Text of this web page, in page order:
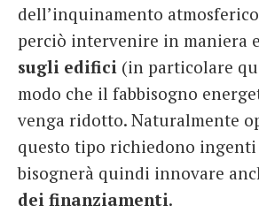
dell’inquinamento
perciò intervenire in maniera
sugli edifici (in particolare
modo che il fabbisogno
venga ridotto. Naturalmente
questo tipo richiedono
bisognerà quindi innovare
dei finanziamenti.